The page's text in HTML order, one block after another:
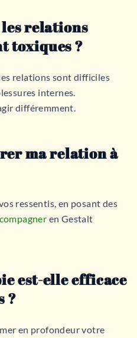
les relations
toxiques ?
relations sont difficiles
internes.
différemment.
ma relation à
ressentis, en posant des
en Gestalt
est-elle efficace
?
en profondeur votre